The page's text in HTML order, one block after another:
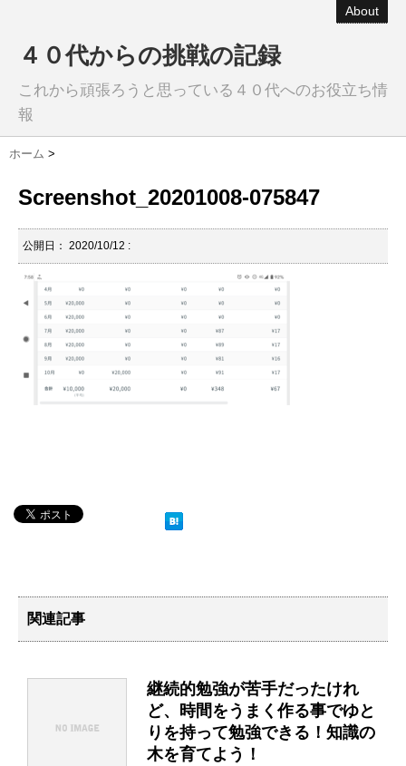
About
４０代からの挑戦の記録
これから頑張ろうと思っている４０代へのお役立ち情
報
ホーム >
Screenshot_20201008-075847
公開日： 2020/10/12 :
関連記事
継続的勉強が苦手だったけれ
ど、時間をうまく作る事でゆと
りを持って勉強できる！知識の
木を育てよう！